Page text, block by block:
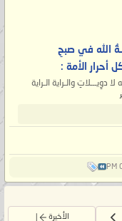
الله في صبحِ
أحرار الأمة :
دوِيـــلاتِ والـراية الـراية
الأخيرة